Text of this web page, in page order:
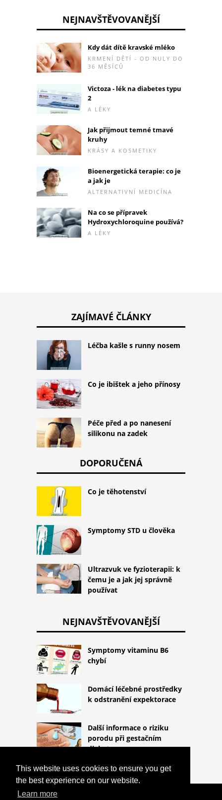
This website uses cookies to ensure you get
the best experience on our website.
Learn more
NEJNAVŠTĚVOVANĚJŠÍ
Kdy dát dítě kravské mléko
KRMENÍ DĚTÍ - OD NULY DO
36 MĚSÍCŮ
Victoza - lék na diabetes typu
2
A LÉKY
Jak přijmout temné tmavé
kruhy
KRÁSY A KOSMETIKY
Bioenergetická terapie: co je
a jak je
ALTERNATIVNÍ MEDICÍNA
Na co se přípravek
Hydroxychloroquine používá?
A LÉKY
ZAJÍMAVÉ ČLÁNKY
Léčba kašle s runny nosem
Co je ibištek a jeho přínosy
Péče před a po nanesení
silikonu na zadek
DOPORUČENÁ
Co je těhotenství
Symptomy STD u člověka
Ultrazvuk ve fyzioterapii: k
čemu je a jak jej správně
používat
NEJNAVŠTĚVOVANĚJŠÍ
Symptomy vitaminu B6
chybí
Domácí léčebné prostředky
k odstranění expektorace
Další informace o riziku
porodu při gestačním
diabetu